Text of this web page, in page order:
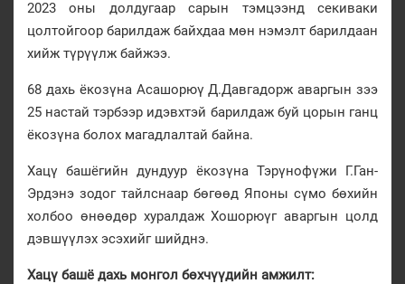
2023 оны долдугаар сарын тэмцээнд секиваки
цолтойгоор барилдаж байхдаа мөн нэмэлт барилдаан
хийж түрүүлж байжээ.
68 дахь ёкозүна Асашорюү Д.Давгадорж аваргын зээ
25 настай тэрбээр идэвхтэй барилдаж буй цорын ганц
ёкозүна болох магадлалтай байна.
Хацү башёгийн дундуур ёкозүна Тэрүнофүжи Г.Ган-
Эрдэнэ зодог тайлснаар бөгөөд Японы сүмо бөхийн
холбоо өнөөдөр хуралдаж Хошорюүг аваргын цолд
дэвшүүлэх эсэхийг шийднэ.
Хацү башё дахь монгол бөхчүүдийн амжилт: